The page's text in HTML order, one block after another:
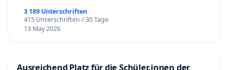
3 189 Unterschriften
415 Unterschriften / 30 Tage
13 May 2026
Ausreichend Platz für die Schüler.innen der